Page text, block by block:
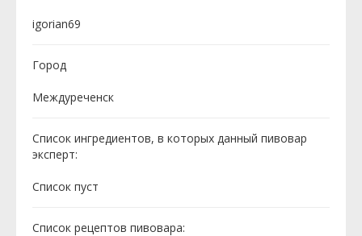
igorian69
Город
Междуреченск
Список ингредиентов, в которых данный пивовар
эксперт:
Cписок пуст
Список рецептов пивовара: